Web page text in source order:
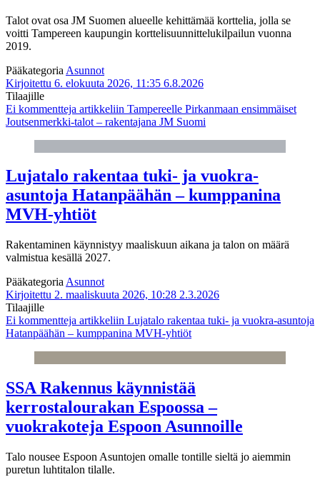
Talot ovat osa JM Suomen alueelle kehittämää korttelia, jolla se
voitti Tampereen kaupungin korttelisuunnittelukilpailun vuonna
2019.
Pääkategoria Asunnot
Kirjoitettu 6. elokuuta 2026, 11:35 6.8.2026
Tilaajille
Ei kommentteja artikkeliin Tampereelle Pirkanmaan ensimmäiset
Joutsenmerkki-talot – rakentajana JM Suomi
Lujatalo rakentaa tuki- ja vuokra-
asuntoja Hatanpäähän – kumppanina
MVH-yhtiöt
Rakentaminen käynnistyy maaliskuun aikana ja talon on määrä
valmistua kesällä 2027.
Pääkategoria Asunnot
Kirjoitettu 2. maaliskuuta 2026, 10:28 2.3.2026
Tilaajille
Ei kommentteja artikkeliin Lujatalo rakentaa tuki- ja vuokra-asuntoja
Hatanpäähän – kumppanina MVH-yhtiöt
SSA Rakennus käynnistää
kerrostalourakan Espoossa –
vuokrakoteja Espoon Asunnoille
Talo nousee Espoon Asuntojen omalle tontille sieltä jo aiemmin
puretun luhtitalon tilalle.